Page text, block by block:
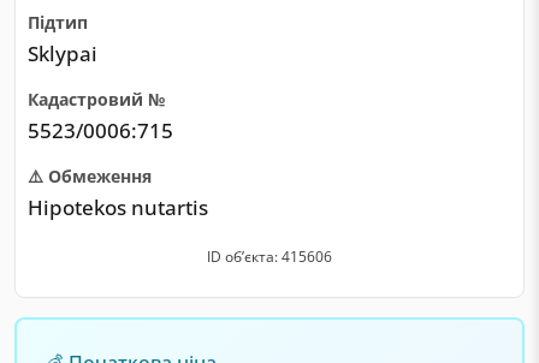
Підтип
Sklypai
Кадастровий №
5523/0006:715
⚠️ Обмеження
Hipotekos nutartis
ID обʼєкта: 415606